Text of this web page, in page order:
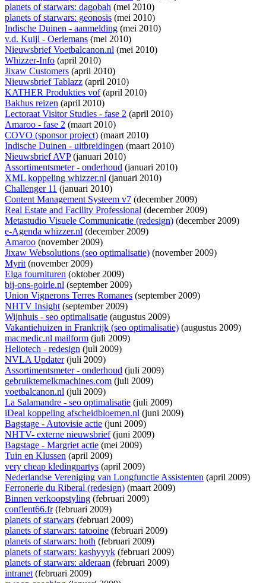
planets of starwars: dagobah (mei 2010)
planets of starwars: geonosis (mei 2010)
Indische Duinen - aanmelding (mei 2010)
v.d. Kuijl - Oerlemans (mei 2010)
Nieuwsbrief Voetbalcanon.nl (mei 2010)
Whizzer-Info (april 2010)
Jixaw Customers (april 2010)
Nieuwsbrief Tablazz (april 2010)
KATHER Produkties vof(april 2010)
Bakhus reizen (april 2010)
Lectoraat Visitor Studies - fase 2 (april 2010)
Amaroo - fase 2 (maart 2010)
COVO (sponsor project) (maart 2010)
Indische Duinen - uitbreidingen (maart 2010)
Nieuwsbrief AVP(januari 2010)
Assortimentsmeter - onderhoud (januari 2010)
XML koppeling whizzer.nl (januari 2010)
Challenger 11 (januari 2010)
Content Management Systeem v7 (december 2009)
Real Estate and Facility Professional (december 2009)
Metastudio Visuele Communicatie (redesign) (december 2009)
e-Agenda whizzer.nl (december 2009)
Amaroo (november 2009)
Jixaw Websolutions (seo optimalisatie) (november 2009)
Myrit(november 2009)
Elga fournituren (oktober 2009)
bij-ons-goirle.nl (september 2009)
Union Vignerons Terres Romanes (september 2009)
NHTV Insight(september 2009)
Wijnhuis - seo optimalisatie (augustus 2009)
Vakantiehuizen in Frankrijk (seo optimalisatie) (augustus 2009)
macmedic.nl mailform (juli 2009)
Heliotech - redesign (juli 2009)
NVLA Updater(juli 2009)
Assortimentsmeter - onderhoud (juli 2009)
gebruiktemelkmachines.com (juli 2009)
voetbalcanon.nl (juli 2009)
La Salamandre - seo optimalisatie (juli 2009)
iDeal koppeling afscheidbloemen.nl (juni 2009)
Bagstage - Autovisie actie (juni 2009)
NHTV- externe nieuwsbrief(juni 2009)
Bagstage - Margriet actie (mei 2009)
Tuin en Klussen (april 2009)
very cheap kledingpartys (april 2009)
Nederlandse Vereniging van Longfunctie Assistenten (april 2009)
Ferronerie du Riberal (redesign) (maart 2009)
Binnen verkoopstyling (februari 2009)
conflent66.fr(februari 2009)
planets of starwars (februari 2009)
planets of starwars: tatooine (februari 2009)
planets of starwars: hoth (februari 2009)
planets of starwars: kashyyyk (februari 2009)
planets of starwars: alderaan (februari 2009)
intranet(februari 2009)